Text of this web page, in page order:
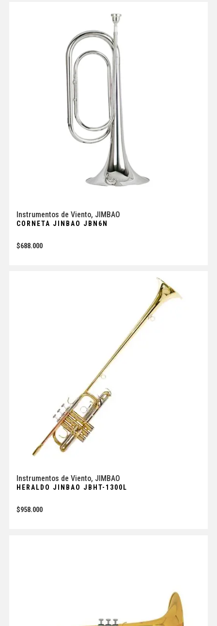
Instrumentos de Viento, JIMBAO
CORNETA JINBAO JBN6N
$688.000
Instrumentos de Viento, JIMBAO
HERALDO JINBAO JBHT-1300L
$958.000